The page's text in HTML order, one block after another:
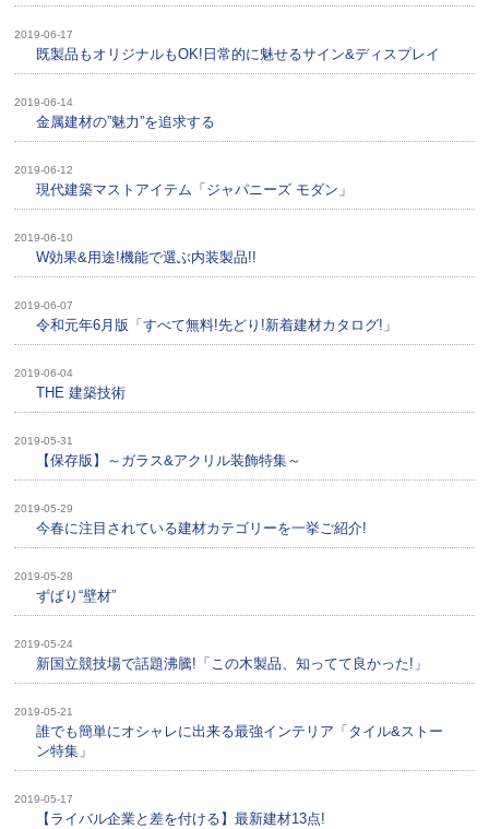
2019-06-17
既製品もオリジナルもOK!日常的に魅せるサイン&ディスプレイ
2019-06-14
金属建材の”魅力”を追求する
2019-06-12
現代建築マストアイテム「ジャパニーズ モダン」
2019-06-10
W効果&用途!機能で選ぶ内装製品!!
2019-06-07
令和元年6月版「すべて無料!先どり!新着建材カタログ!」
2019-06-04
THE 建築技術
2019-05-31
【保存版】～ガラス&アクリル装飾特集～
2019-05-29
今春に注目されている建材カテゴリーを一挙ご紹介!
2019-05-28
ずばり“壁材”
2019-05-24
新国立競技場で話題沸騰!「この木製品、知ってて良かった!」
2019-05-21
誰でも簡単にオシャレに出来る最強インテリア「タイル&ストー
ン特集」
2019-05-17
【ライバル企業と差を付ける】最新建材13点!